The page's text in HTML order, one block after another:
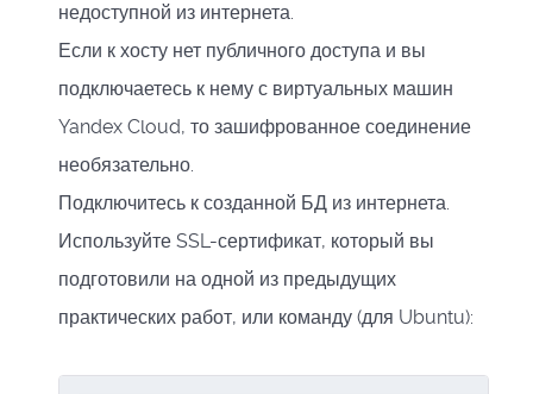
недоступной из интернета.
Если к хосту нет публичного доступа и вы
подключаетесь к нему с виртуальных машин
Yandex Cloud, то зашифрованное соединение
необязательно.
Подключитесь к созданной БД из интернета.
Используйте SSL-сертификат, который вы
подготовили на одной из предыдущих
практических работ, или команду (для Ubuntu):